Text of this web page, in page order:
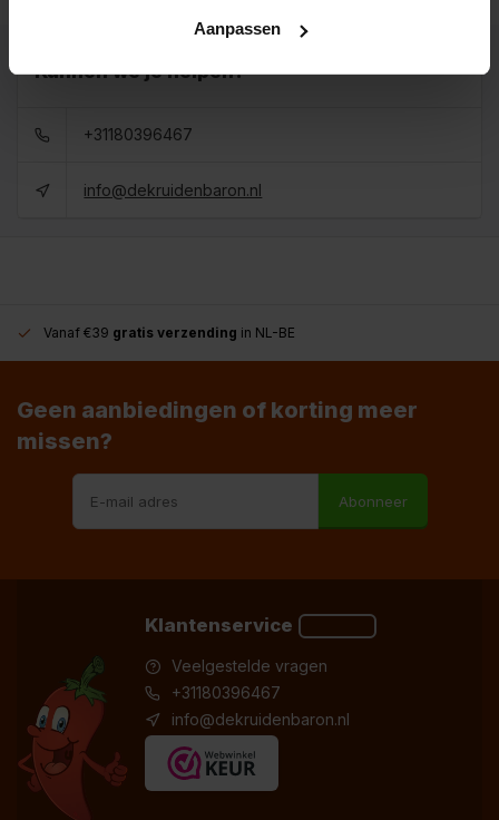
Aanpassen
Kunnen we je helpen?
+31180396467
info@dekruidenbaron.nl
Vanaf €39 gratis verzending in NL-BE
Geen aanbiedingen of korting meer
missen?
Abonneer
Klantenservice
Veelgestelde vragen
+31180396467
info@dekruidenbaron.nl